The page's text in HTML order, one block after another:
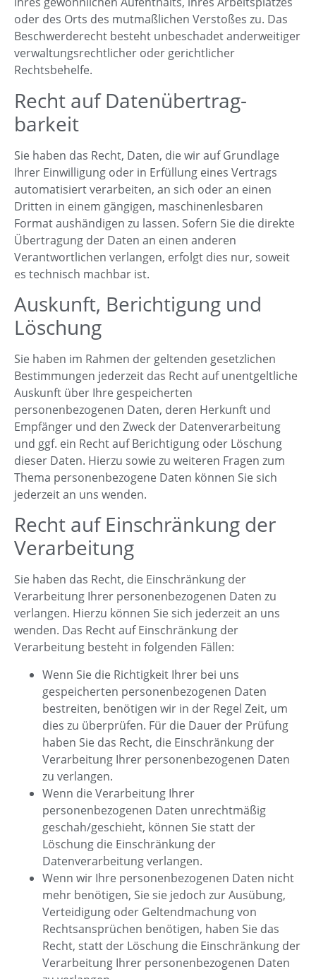
oder des Orts des mutmaßlichen Verstoßes zu. Das
Beschwerderecht besteht unbeschadet anderweitiger
verwaltungsrechtlicher oder gerichtlicher
Rechtsbehelfe.
Recht auf Daten­übertrag­
barkeit
Sie haben das Recht, Daten, die wir auf Grundlage
Ihrer Einwilligung oder in Erfüllung eines Vertrags
automatisiert verarbeiten, an sich oder an einen
Dritten in einem gängigen, maschinenlesbaren
Format aushändigen zu lassen. Sofern Sie die direkte
Übertragung der Daten an einen anderen
Verantwortlichen verlangen, erfolgt dies nur, soweit
es technisch machbar ist.
Auskunft, Berichtigung und
Löschung
Sie haben im Rahmen der geltenden gesetzlichen
Bestimmungen jederzeit das Recht auf unentgeltliche
Auskunft über Ihre gespeicherten
personenbezogenen Daten, deren Herkunft und
Empfänger und den Zweck der Datenverarbeitung
und ggf. ein Recht auf Berichtigung oder Löschung
dieser Daten. Hierzu sowie zu weiteren Fragen zum
Thema personenbezogene Daten können Sie sich
jederzeit an uns wenden.
Recht auf Einschränkung der
Verarbeitung
Sie haben das Recht, die Einschränkung der
Verarbeitung Ihrer personenbezogenen Daten zu
verlangen. Hierzu können Sie sich jederzeit an uns
wenden. Das Recht auf Einschränkung der
Verarbeitung besteht in folgenden Fällen:
Wenn Sie die Richtigkeit Ihrer bei uns
gespeicherten personenbezogenen Daten
bestreiten, benötigen wir in der Regel Zeit, um
dies zu überprüfen. Für die Dauer der Prüfung
haben Sie das Recht, die Einschränkung der
Verarbeitung Ihrer personenbezogenen Daten
zu verlangen.
Wenn die Verarbeitung Ihrer
personenbezogenen Daten unrechtmäßig
geschah/geschieht, können Sie statt der
Löschung die Einschränkung der
Datenverarbeitung verlangen.
Wenn wir Ihre personenbezogenen Daten nicht
mehr benötigen, Sie sie jedoch zur Ausübung,
Verteidigung oder Geltendmachung von
Rechtsansprüchen benötigen, haben Sie das
Recht, statt der Löschung die Einschränkung der
Verarbeitung Ihrer personenbezogenen Daten